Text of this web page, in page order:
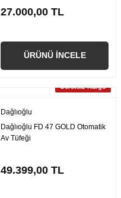
27.000,00 TL
ÜRÜNÜ İNCELE
Ücretsiz Kargo
Dağlıoğlu
Dağlıoğlu FD 47 GOLD Otomatik
Av Tüfeği
49.399,00 TL